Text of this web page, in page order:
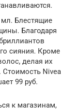
мл. Блестящие
Благодаря
сияния. Кроме
делая их
Nivea
99 руб.
к магазинам,